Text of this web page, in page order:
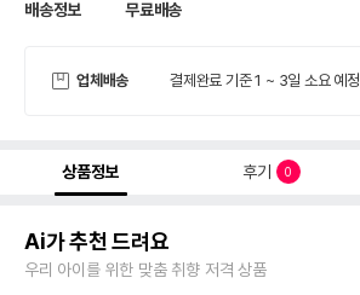
배송정보 무료배송
업체배송 결제완료 기준 1 ~ 3일 소요 예정
상품정보 후기 0
Ai가 추천 드려요
우리 아이를 위한 맞춤 취향 저격 상품